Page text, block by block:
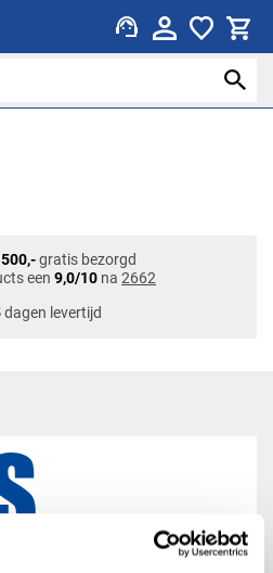
support_agent
gratis bezorgd
een9,0/10 na2662
dagen levertijd